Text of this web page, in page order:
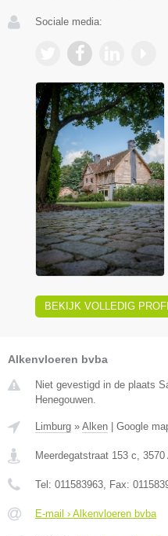
Sociale media:
BEKIJK VOLLEDIG
Alkenvloeren bvba
Niet gevestigd in de plaats
Henegouwen.
Limburg » Alken Google
Meerdegatstraat 153 c, 3570
Tel: 011583963, Fax:
E-mail › Alkenvloeren bvba